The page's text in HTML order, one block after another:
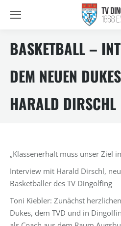
BASKETBALL –
DEM NEUEN
HARALD DIRSCHL
„Klassenerhalt muss unser Ziel
Interview mit Harald Dirschl,
Basketballer des TV Dingolfing
Toni Kiebler: Zunächst
Dukes, dem TVD und in